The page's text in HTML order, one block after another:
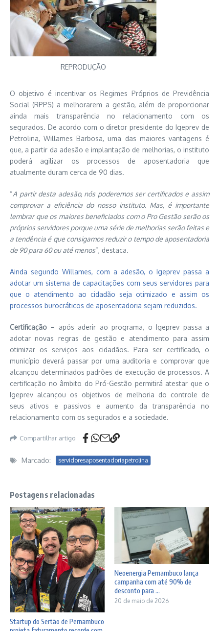
REPRODUÇÃO
O objetivo é incentivar os Regimes Próprios de Previdência
Social (RPPS) a melhorarem a gestão, além de proporcionar
ainda mais transparência no relacionamento com os
segurados. De acordo com o diretor presidente do Igeprev de
Petrolina, Willames Barbosa, uma das maiores vantagens é
que, a partir da adesão e implantação de melhorias, o instituto
poderá agilizar os processos de aposentadoria que
atualmente duram cerca de 90 dias.
“A partir desta adesão, nós poderemos ser certificados e assim
comprovar a eficiência do nosso instituto. Mas, é importante
lembrar que os maiores beneficiados com o Pro Gestão serão os
próprios servidores porque uma série de melhorias serão feitas e
a tendência é que consigamos reduzir o tempo de aposentadoria
de 90 para 60 ou até menos“, destaca.
Ainda segundo Willames, com a adesão, o Igeprev passa a
adotar um sistema de capacitações com seus servidores para
que o atendimento ao cidadão seja otimizado e assim os
processos burocráticos de aposentadoria sejam reduzidos.
Certificação – após aderir ao programa, o Igeprev passa a
adotar novas regras de gestão e atendimento para assim
otimizar os serviços aos cidadãos. Para ser certificado, o
município deverá passar por uma auditoria e comprovar que
alcançou determinados padrões de execução de processos. A
certificação no âmbito do Pró-Gestão permitirá atestar que o
Igeprev alcançou os objetivos de melhoria do controle de
seus ativos e passivos e aumento da transparência no
relacionamento com os segurados e a sociedade.
Compartilhar artigo
Marcado: servidoresaposentadoriapetrolina
Postagens relacionadas
Startup do Sertão de Pernambuco
Neoenergia Pernambuco lança
campanha com até 90% de
desconto para ...
20 de maio de 2026